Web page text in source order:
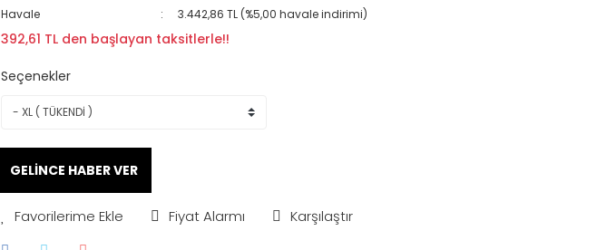
Havale
3.442,86 TL (%5,00 havale indirimi)
392,61 TL den başlayan taksitlerle!!
Seçenekler
GELİNCE HABER VER
Fiyat Alarmı Karşılaştır